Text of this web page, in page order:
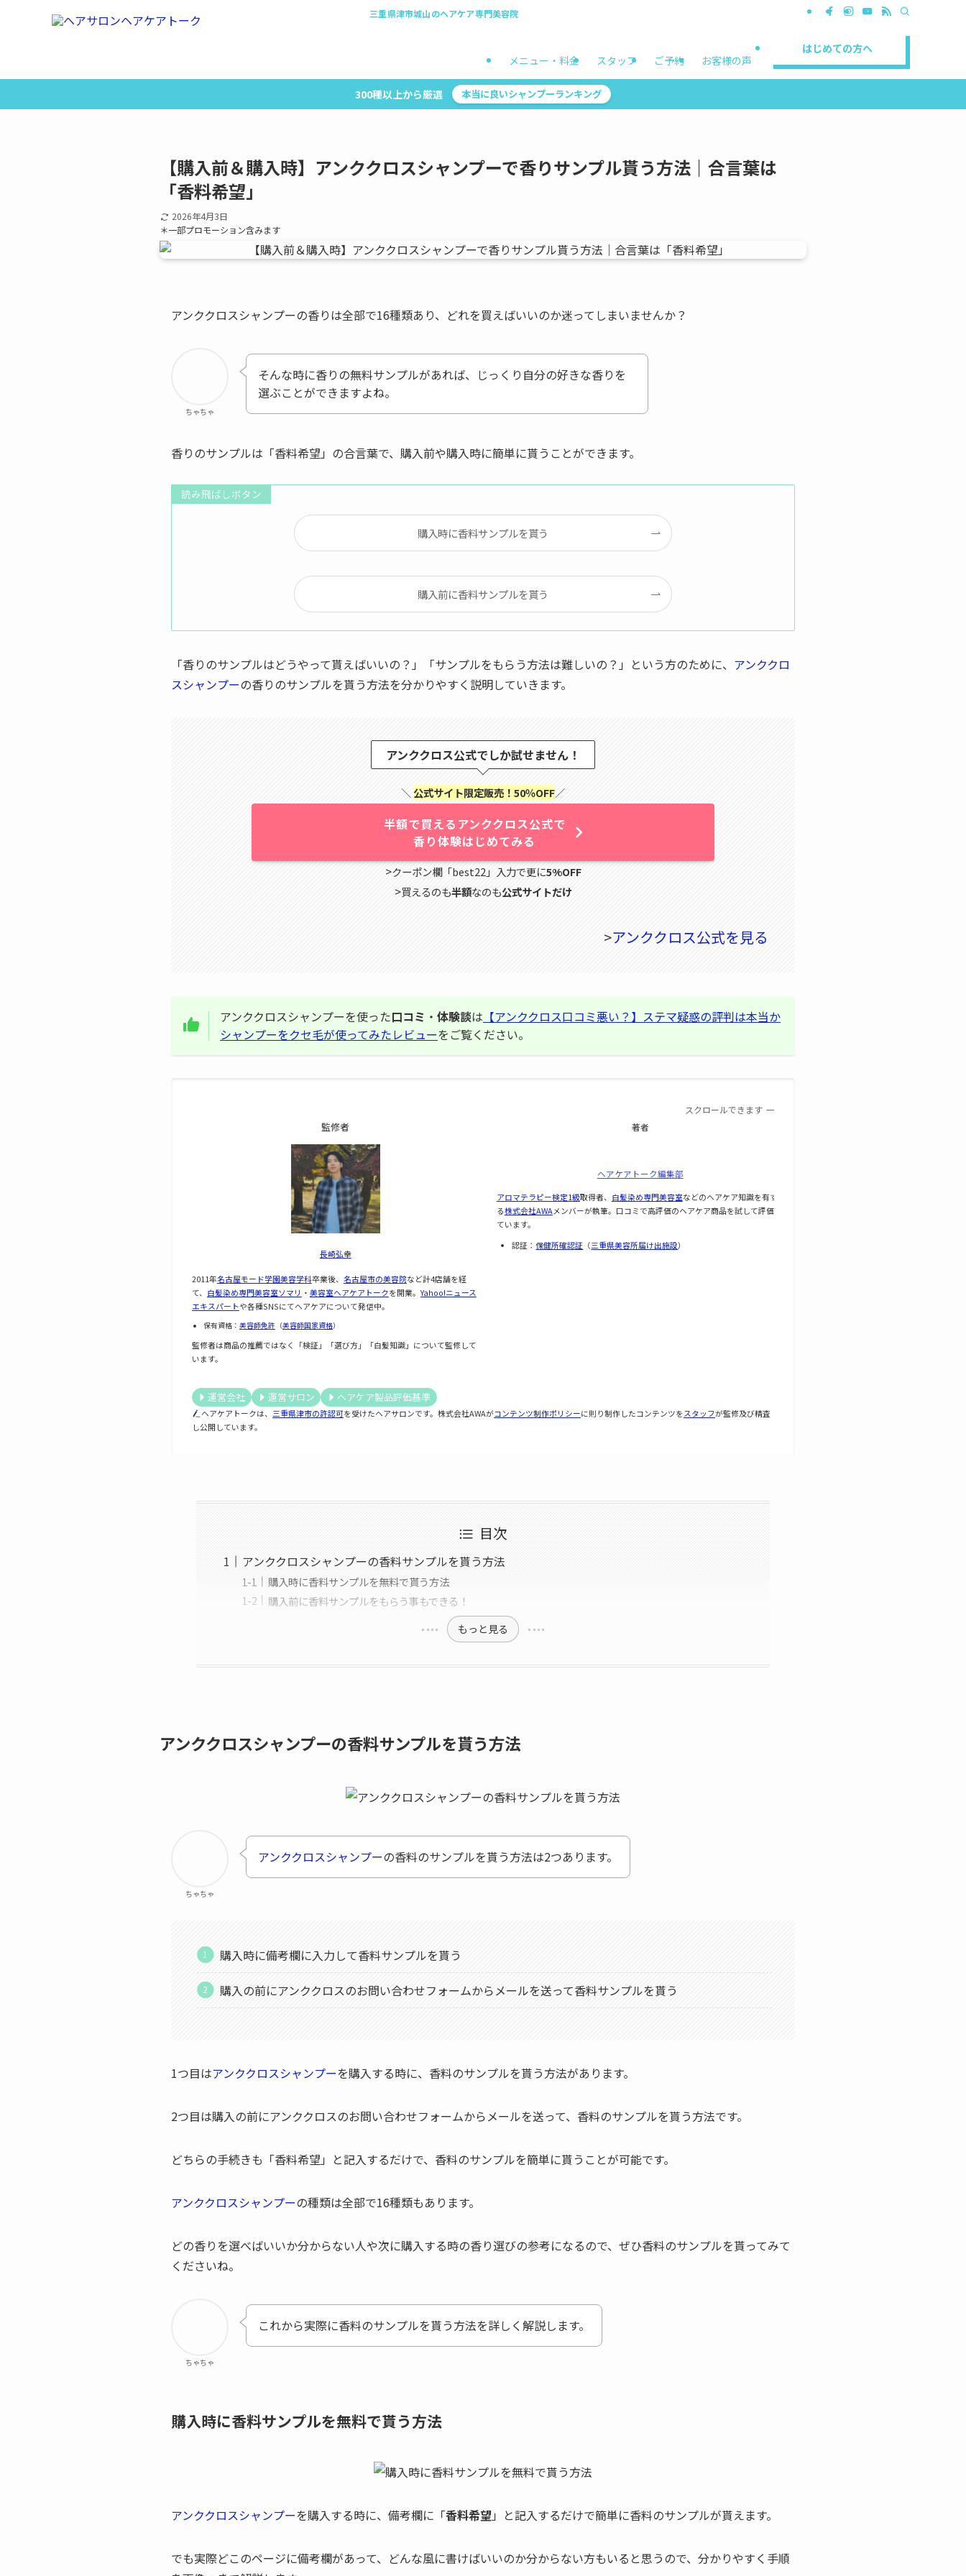
三重県津市城山のヘアケア専門美容院
メニュー・料金 スタッフ ご予約 お客様の声
はじめての方へ
300種以上から厳選 本当に良いシャンプーランキング
【購入前＆購入時】アンククロスシャンプーで香りサンプル貰う方法｜合言葉は
「香料希望」
2026年4月3日
＊一部プロモーション含みます
アンククロスシャンプーの香りは全部で16種類あり、どれを買えばいいのか迷ってしまいませんか？
ちゃちゃ
そんな時に香りの無料サンプルがあれば、じっくり自分の好きな香りを
選ぶことができますよね。
香りのサンプルは「香料希望」の合言葉で、購入前や購入時に簡単に貰うことができます。
読み飛ばしボタン
購入時に香料サンプルを貰う
購入前に香料サンプルを貰う
「香りのサンプルはどうやって貰えばいいの？」「サンプルをもらう方法は難しいの？」という方のために、 アンククロ
スシャンプーの香りのサンプルを貰う方法を分かりやすく説明していきます。
アンククロス公式でしか試せません！
＼ 公式サイト限定販売！50％OFF／
半額で買えるアンククロス公式で
香り体験はじめてみる
>クーポン欄「best22」入力で更に5%OFF
>買えるのも半額なのも公式サイトだけ
>アンククロス公式を見る
アンククロスシャンプーを使った口コミ ・ 体験談は 【アンククロス口コミ悪い？】ステマ疑惑の評判は本当か
シャンプーをクセ毛が使ってみたレビューをご覧ください。
スクロールできます
監修者
長崎弘幸
2011年名古屋モード学園美容学科卒業後、 名古屋市の美容院など計4店舗を経
て、 白髪染め専門美容室ソマリ ・ 美容室ヘアケアトークを開業。Yahoo!ニュース
エキスパートや各種SNSにてヘアケアについて発信中。
保有資格： 美容師免許 （美容師国家資格）
監修者は商品の推薦ではなく「検証」「選び方」「白髪知識」について監修して
います。
著者
ヘアケアトーク編集部
アロマテラピー検定1級取得者、 白髪染め専門美容室などのヘアケア知識を有す
る株式会社AWAメンバーが執筆。口コミで高評価のヘアケア商品を試して評価し
ています。
認証：保健所確認証 （三重県美容所届け出施設）
運営会社 運営サロン ヘアケア製品評価基準
ヘアケアトークは、 三重県津市の許認可を受けたヘアサロンです。株式会社AWAがコンテンツ制作ポリシーに則り制作したコンテンツをスタッフが監修及び精査
し公開しています。
目次
アンククロスシャンプーの香料サンプルを貰う方法
購入時に香料サンプルを無料で貰う方法
購入前に香料サンプルをもらう事もできる！
もっと見る
アンククロスシャンプーの香料サンプルを貰う方法
ちゃちゃ
アンククロスシャンプーの香料のサンプルを貰う方法は2つあります。
購入時に備考欄に入力して香料サンプルを貰う
購入の前にアンククロスのお問い合わせフォームからメールを送って香料サンプルを貰う
1つ目はアンククロスシャンプーを購入する時に、香料のサンプルを貰う方法があります。
2つ目は購入の前にアンククロスのお問い合わせフォームからメールを送って、香料のサンプルを貰う方法です。
どちらの手続きも「香料希望」と記入するだけで、香料のサンプルを簡単に貰うことが可能です。
アンククロスシャンプーの種類は全部で16種類もあります。
どの香りを選べばいいか分からない人や次に購入する時の香り選びの参考になるので、ぜひ香料のサンプルを貰ってみて
くださいね。
ちゃちゃ
これから実際に香料のサンプルを貰う方法を詳しく解説します。
購入時に香料サンプルを無料で貰う方法
アンククロスシャンプーを購入する時に、備考欄に「香料希望」と記入するだけで簡単に香料のサンプルが貰えます。
でも実際どこのページに備考欄があって、どんな風に書けばいいのか分からない方もいると思うので、分かりやすく手順